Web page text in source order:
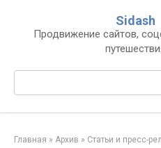
контенту
Sidash
Продвижение сайтов,
Главная » Архив » Статьи и пресс-